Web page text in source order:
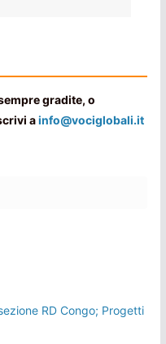
gradite, o
ainfo@vociglobali.it
RD Congo; Progetti